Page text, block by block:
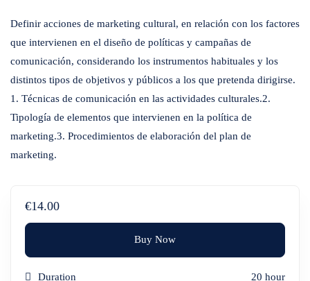
Definir acciones de marketing cultural, en relación con los factores
que intervienen en el diseño de políticas y campañas de
comunicación, considerando los instrumentos habituales y los
distintos tipos de objetivos y públicos a los que pretenda dirigirse.
1. Técnicas de comunicación en las actividades culturales.2.
Tipología de elementos que intervienen en la política de
marketing.3. Procedimientos de elaboración del plan de
marketing.
€14.00
Buy Now
Duration 20 hour